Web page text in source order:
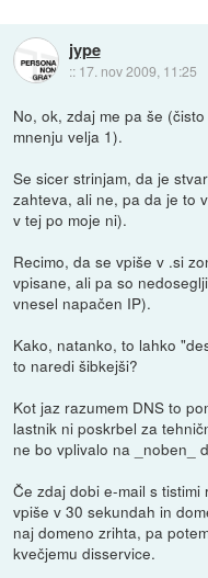
jype
:: 17. nov 2009, 11:25
No, ok, zdaj me pa še
mnenju velja 1).
Se sicer strinjam, da je
zahteva, ali ne, pa da je to
v tej po moje ni).
Recimo, da se vpiše v .si
vpisane, ali pa so
vnesel napačen IP).
Kako, natanko, to lahko
to naredi šibkejši?
Kot jaz razumem DNS to
lastnik ni poskrbel za
ne bo vplivalo na _noben_
Če zdaj dobi e-mail s
vpiše v 30 sekundah in
naj domeno zrihta, pa
kvečjemu disservice.